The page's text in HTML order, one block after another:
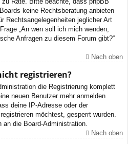
keine Rechtsberatung anbieten
Rechtsangelegenheiten jeglicher Art
„An wen soll ich mich wenden,
Anfragen zu diesem Forum gibt?“
Nach oben
registrieren?
die Registrierung komplett
neuen Benutzer mehr anmelden
deine IP-Adresse oder der
möchtest, gesperrt wurden.
die Board-Administration.
Nach oben